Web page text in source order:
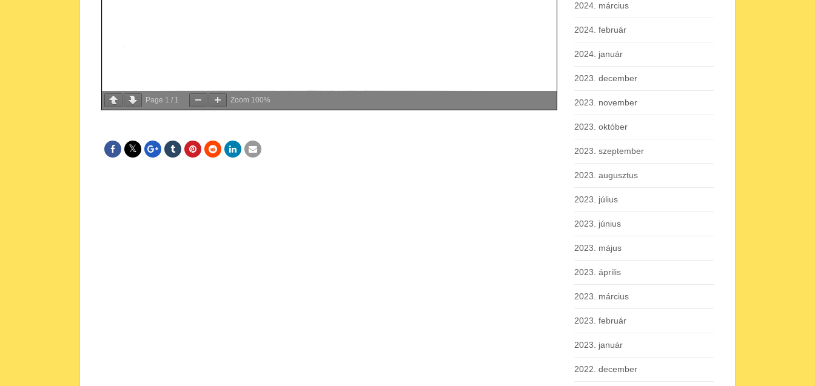
Page 1 / 1 Zoom 100%
2024. március
2024. február
2024. január
2023. december
2023. november
2023. október
2023. szeptember
2023. augusztus
2023. július
2023. június
2023. május
2023. április
2023. március
2023. február
2023. január
2022. december